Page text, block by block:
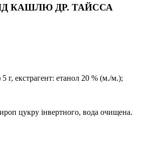
КАШЛЮ ДР. ТАЙССА
г, екстрагент: етанол 20 % (м./м.);
цукру інвертного, вода очищена.